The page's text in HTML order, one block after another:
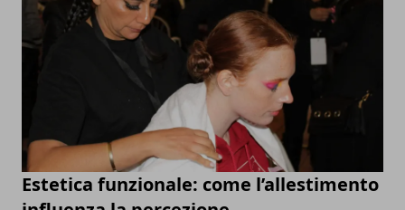
Estetica funzionale: come l’allestimento